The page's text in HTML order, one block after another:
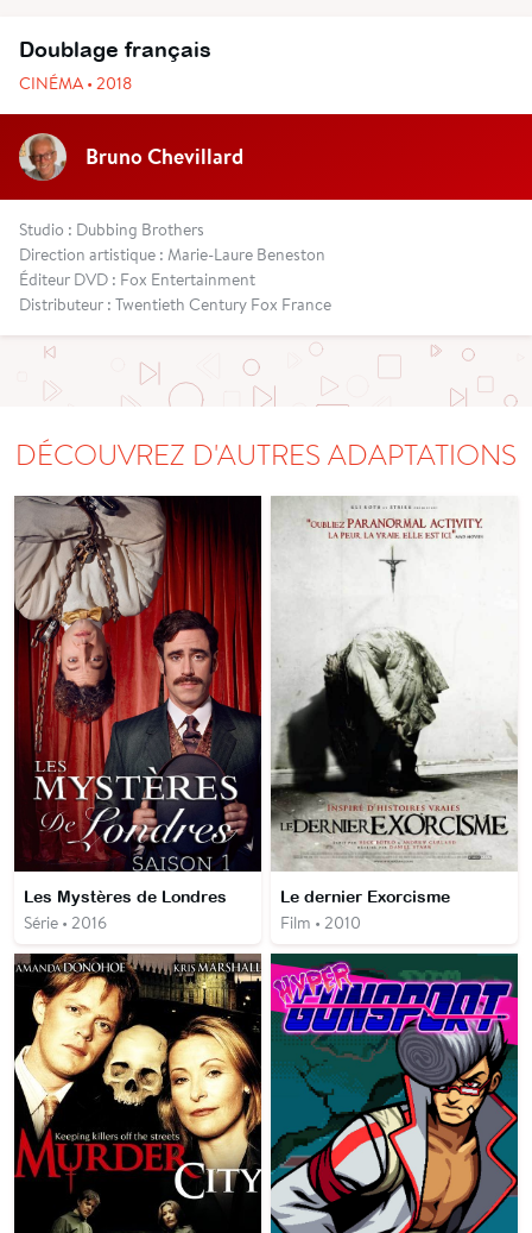
Doublage français
CINÉMA • 2018
Bruno Chevillard
Studio : Dubbing Brothers
Direction artistique : Marie-Laure Beneston
Éditeur DVD : Fox Entertainment
Distributeur : Twentieth Century Fox France
DÉCOUVREZ D'AUTRES ADAPTATIONS
Les Mystères de Londres
Série • 2016
Le dernier Exorcisme
Film • 2010